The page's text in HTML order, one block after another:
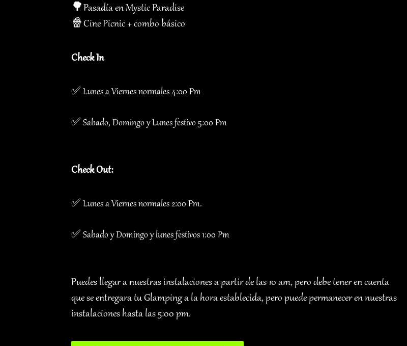
🌳Pasadía en Mystic Paradise
🍿Cine Picnic + combo básico
Check In
✅ Lunes a Viernes normales 4:00 Pm
✅ Sabado, Domingo y Lunes festivo 5:00 Pm
Check Out:
✅ Lunes a Viernes normales 2:00 Pm.
✅ Sabado y Domingo y lunes festivos 1:00 Pm
Puedes llegar a nuestras instalaciones a partir de las 10 am, pero debe tener en cuenta
que se entregara tu Glamping a la hora establecida, pero puede permanecer en nuestras
instalaciones hasta las 5:00 pm.